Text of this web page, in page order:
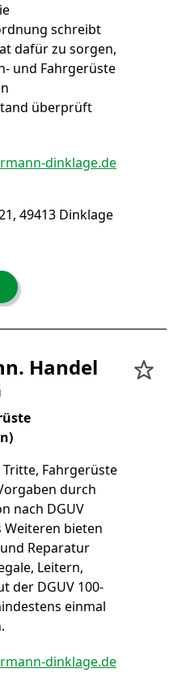
schreibt
dafür zu sorgen,
und Fahrgerüste
überprüft
dinklage.de
49413 Dinklage
Handel
Fahrgerüste
durch
nach DGUV
Weiteren bieten
Reparatur
Leitern,
der DGUV 100-
einmal
dinklage.de